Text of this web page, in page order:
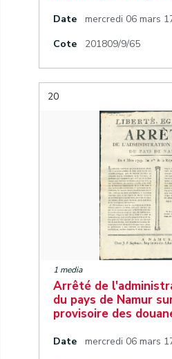
Date
mercredi 06 mars
Cote
201809/9/65
20
1 media
Arrêté de
du pays de Namur
provisoire des
Date
mercredi 06 mars